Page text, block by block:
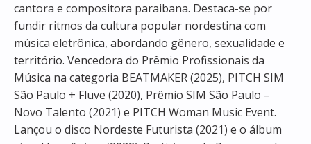
cantora e compositora paraibana. Destaca-se por
fundir ritmos da cultura popular nordestina com
música eletrônica, abordando gênero, sexualidade e
território. Vencedora do Prêmio Profissionais da
Música na categoria BEATMAKER (2025), PITCH SIM
São Paulo + Fluve (2020), Prêmio SIM São Paulo –
Novo Talento (2021) e PITCH Woman Music Event.
Lançou o disco Nordeste Futurista (2021) e o álbum